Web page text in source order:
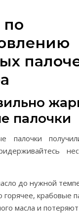
по
палочки
палочки
до нужной
горячее, крабовые
масла и